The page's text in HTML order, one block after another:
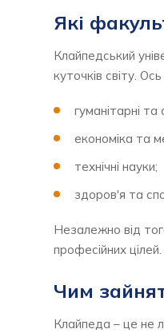
Які
Клайпедський
куточків світу.
гуманітарні та
економіка та
технічні науки;
здоров'я та
Незалежно від
професійних цілей.
Чим
Клайпеда – це не